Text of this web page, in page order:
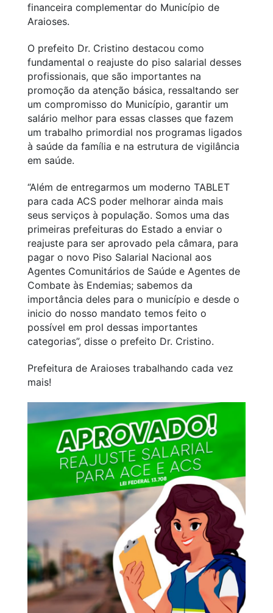
financeira complementar do Município de
Araioses.
O prefeito Dr. Cristino destacou como
fundamental o reajuste do piso salarial desses
profissionais, que são importantes na
promoção da atenção básica, ressaltando ser
um compromisso do Município, garantir um
salário melhor para essas classes que fazem
um trabalho primordial nos programas ligados
à saúde da família e na estrutura de vigilância
em saúde.
“Além de entregarmos um moderno TABLET
para cada ACS poder melhorar ainda mais
seus serviços à população. Somos uma das
primeiras prefeituras do Estado a enviar o
reajuste para ser aprovado pela câmara, para
pagar o novo Piso Salarial Nacional aos
Agentes Comunitários de Saúde e Agentes de
Combate às Endemias; sabemos da
importância deles para o município e desde o
inicio do nosso mandato temos feito o
possível em prol dessas importantes
categorias”, disse o prefeito Dr. Cristino.
Prefeitura de Araioses trabalhando cada vez
mais!